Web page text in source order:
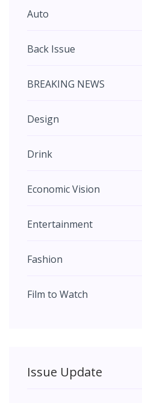
Auto
Back Issue
BREAKING NEWS
Design
Drink
Economic Vision
Entertainment
Fashion
Film to Watch
Issue Update